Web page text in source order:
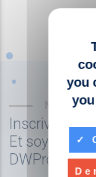
Inscrivez-
Et soyez
DWPro
you